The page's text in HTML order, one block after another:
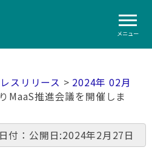
メニュー
スリリース > 2024年 02月
MaaS推進会議を開催しま
付：公開日:2024年2月27日